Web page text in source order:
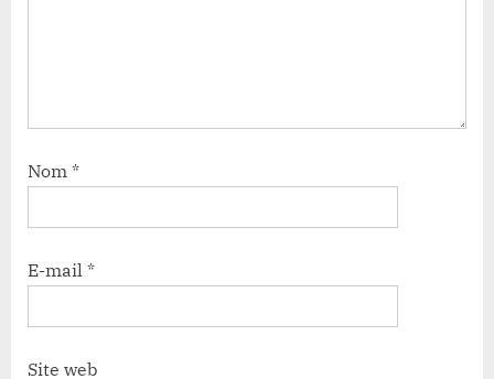
Nom *
E-mail *
Site web